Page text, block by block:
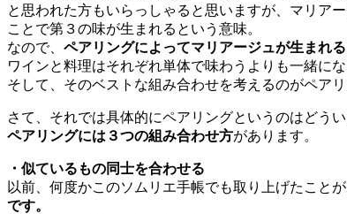
と思われた方もいらっしゃると思いますが、マリア
ことで第３の味が生まれるという意味。
なので、 ペアリングによってマリアージュが生まれる
ワインと料理はそれぞれ単体で味わうよりも一緒に
そして、そのベストな組み合わせを考えるのがペアリ
さて、それでは具体的にペアリングというのはどう
ペアリングには３つの組み合わせ方があります。
・似ているもの同士を合わせる
以前、何度かこのソムリエ手帳でも取り上げたこと
です。